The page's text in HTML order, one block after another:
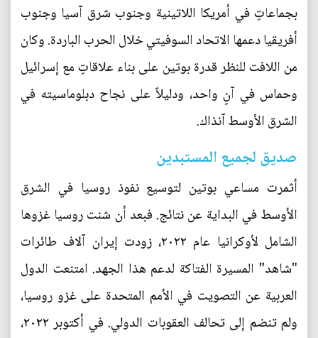
بجماعاتٍ في أمريكا اللاتينية وجنوب شرق آسيا وجنوب
أفريقيا دعمها الاتحاد السوفيتي خلال الحرب الباردة. وكان
من اللافت للنظر قدرة بوتين على بناء علاقاتٍ مع إسرائيل
وحماس في آنٍ واحد، ودليلاً على نجاح دبلوماسيته في
الشرق الأوسط آنذاك.
صديق لجميع المستبدين
أثمرت مساعي بوتين لتوسيع نفوذ روسيا في الشرق
الأوسط في البداية عن نتائج. فبعد أن شنت روسيا غزوها
الشامل لأوكرانيا عام ٢٠٢٢، زودت إيران آلاف طائرات
"شاهد" المسيرة الفتاكة لدعم هذا الجهد. امتنعت الدول
العربية عن التصويت في الأمم المتحدة على غزو روسيا،
ولم تنضم إلى تحالف العقوبات الدولي. في أكتوبر ٢٠٢٢،